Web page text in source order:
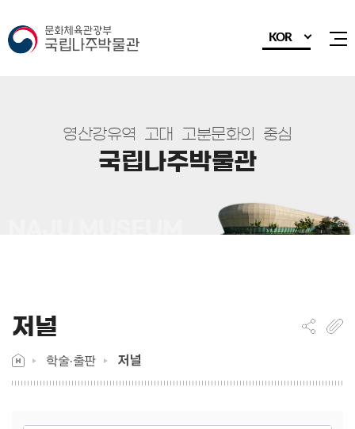
KOR
영산강유역 고 대 고분문화의 중심
국립 나주박물관
저널
학술·출판 저널